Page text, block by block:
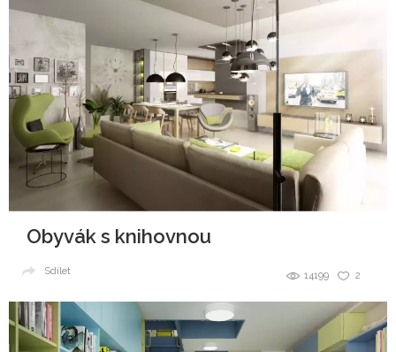
Obyvák s knihovnou
2
14199
Sdílet